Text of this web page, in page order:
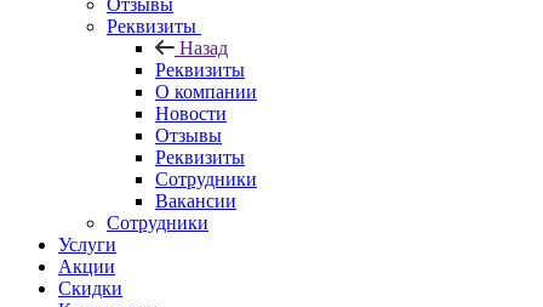
Отзывы
Реквизиты
Назад
Реквизиты
О компании
Новости
Отзывы
Реквизиты
Сотрудники
Вакансии
Сотрудники
Услуги
Акции
Скидки